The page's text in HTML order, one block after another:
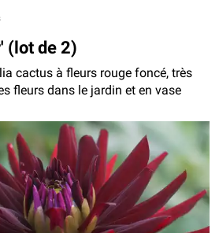
(lot de 2)
cactus à fleurs rouge foncé, très
fleurs dans le jardin et en vase